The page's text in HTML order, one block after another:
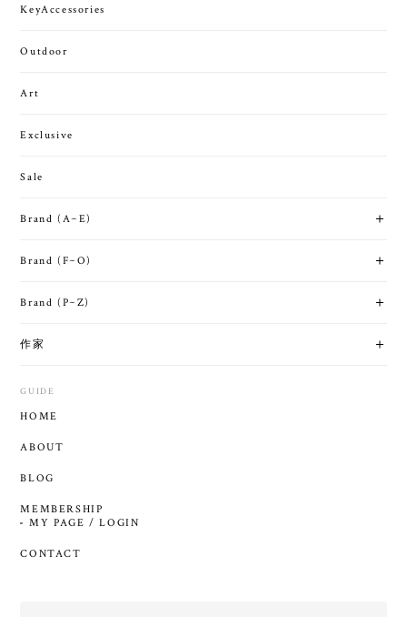
KeyAccessories
Outdoor
Art
Exclusive
Sale
Brand (A~E)
Brand (F~O)
Brand (P~Z)
作家
GUIDE
HOME
ABOUT
BLOG
MEMBERSHIP
MY PAGE / LOGIN
CONTACT